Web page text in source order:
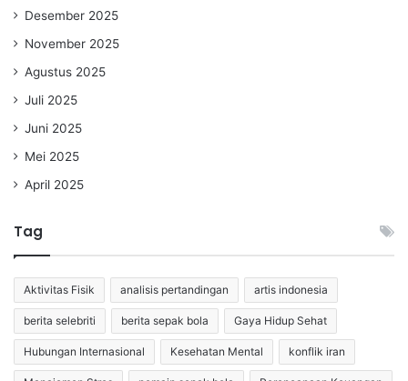
Desember 2025
November 2025
Agustus 2025
Juli 2025
Juni 2025
Mei 2025
April 2025
Tag
Aktivitas Fisik analisis pertandingan artis indonesia
berita selebriti berita sepak bola Gaya Hidup Sehat
Hubungan Internasional Kesehatan Mental konflik iran